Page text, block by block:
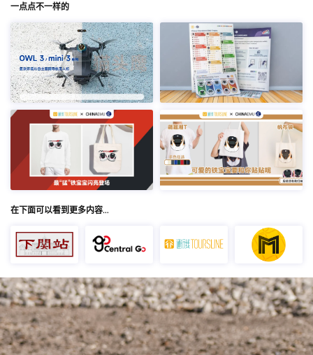
一点点不一样的
在下面可以看到更多内容…